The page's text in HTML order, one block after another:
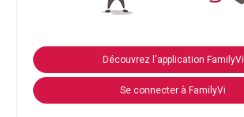
Découvrez l'application FamilyVi
Se connecter à FamilyVi